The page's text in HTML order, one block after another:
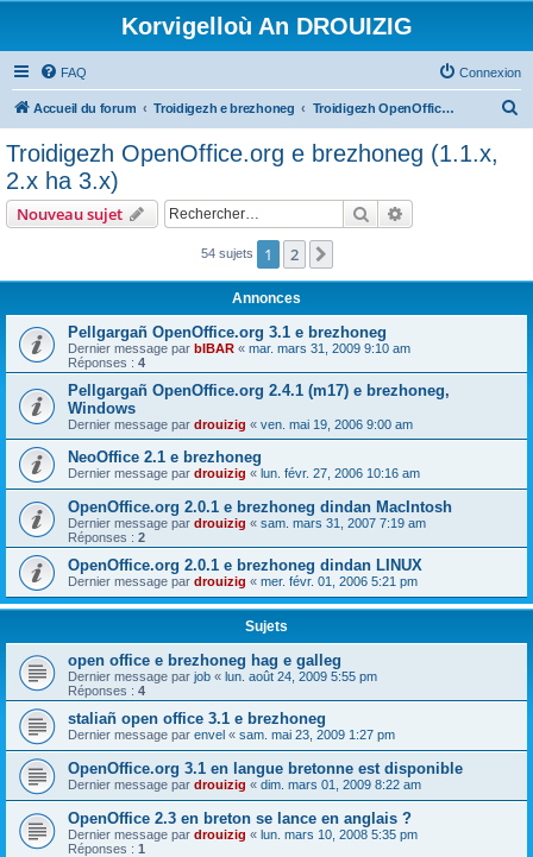
Korvigelloù An DROUIZIG
FAQ Connexion
Accueil du forum Troidigezh e brezhoneg Troidigezh OpenOffice.org e brezhoneg (1.1.x, 2.x ha 3.x)
c
Troidigezh OpenOffice.org e brezhoneg (1.1.x,
2.x ha 3.x)
Nouveau sujet Rechercher
54 sujets 1 2
Annonces
Pellgargañ OpenOffice.org 3.1 e brezhoneg
Dernier message par bIBAR « mar. mars 31, 2009 9:10 am
Réponses : 4
Pellgargañ OpenOffice.org 2.4.1 (m17) e brezhoneg,
Windows
Dernier message par drouizig « ven. mai 19, 2006 9:00 am
NeoOffice 2.1 e brezhoneg
Dernier message par drouizig « lun. févr. 27, 2006 10:16 am
OpenOffice.org 2.0.1 e brezhoneg dindan MacIntosh
Dernier message par drouizig « sam. mars 31, 2007 7:19 am
Réponses : 2
OpenOffice.org 2.0.1 e brezhoneg dindan LINUX
Dernier message par drouizig « mer. févr. 01, 2006 5:21 pm
Sujets
open office e brezhoneg hag e galleg
Dernier message par job « lun. août 24, 2009 5:55 pm
Réponses : 4
staliañ open office 3.1 e brezhoneg
Dernier message par envel « sam. mai 23, 2009 1:27 pm
OpenOffice.org 3.1 en langue bretonne est disponible
Dernier message par drouizig « dim. mars 01, 2009 8:22 am
OpenOffice 2.3 en breton se lance en anglais ?
Dernier message par drouizig « lun. mars 10, 2008 5:35 pm
Réponses : 1